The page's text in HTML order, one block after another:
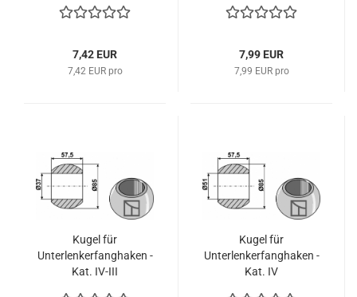
7,42 EUR
7,42 EUR pro
7,99 EUR
7,99 EUR pro
Kugel für
Unterlenkerfanghaken -
Kat. IV-III
Kugel für
Unterlenkerfanghaken -
Kat. IV